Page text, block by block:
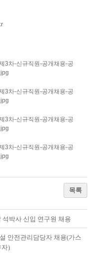
목록
박사 신입 연구원 채용
안전관리담당자 채용(가스
자)